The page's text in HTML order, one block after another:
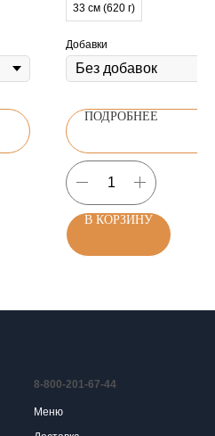
33 см (620 г)
Добавки
ПОДРОБНЕЕ
В КОРЗИНУ
8-800-201-67-44
Меню